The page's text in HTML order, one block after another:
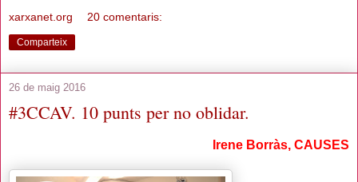
xarxanet.org 20 comentaris:
Comparteix
26 de maig 2016
#3CCAV. 10 punts per no oblidar.
Irene Borràs, CAUSES